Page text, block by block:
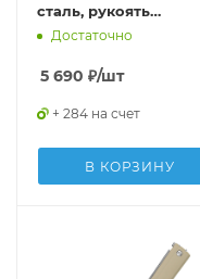
сталь, рукоять
оливковое дерево
Достаточно
5 690 ₽/шт
+ 284 на счет
В КОРЗИНУ